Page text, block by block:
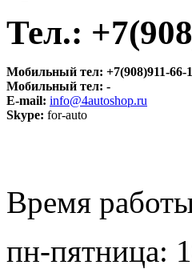
Тел.:
Мобильный тел: +7(908)911-66-
Мобильный тел: -
E-mail: info@4autoshop.ru
Skype: for-auto
Время
пн-пятница: